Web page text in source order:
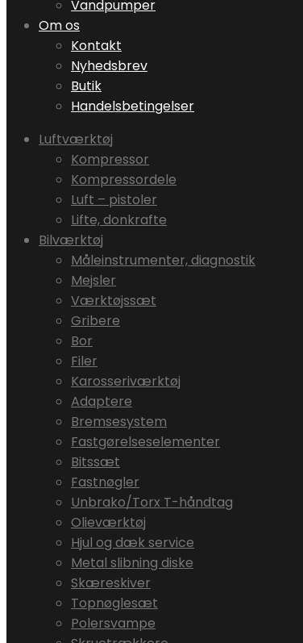
Vandpumper
Om os
Kontakt
Nyhedsbrev
Butik
Handelsbetingelser
Luftværktøj
Kompressor
Kompressordele
Luft – pistoler
Lifte, donkrafte
Bilværktøj
Måleinstrumenter, diagnostik
Mejsler
Værktøjssæt
Gribere
Bor
Filer
Karosseriværktøj
Adaptere
Bremsesystem
Fastgørelseselementer
Bitssæt
Fastnøgler
Unbrako/Torx T-håndtag
Olieværktøj
Hjul og dæk service
Metal slibning diske
Skæreskiver
Topnøglesæt
Polersvampe